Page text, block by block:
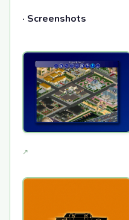
· Screenshots